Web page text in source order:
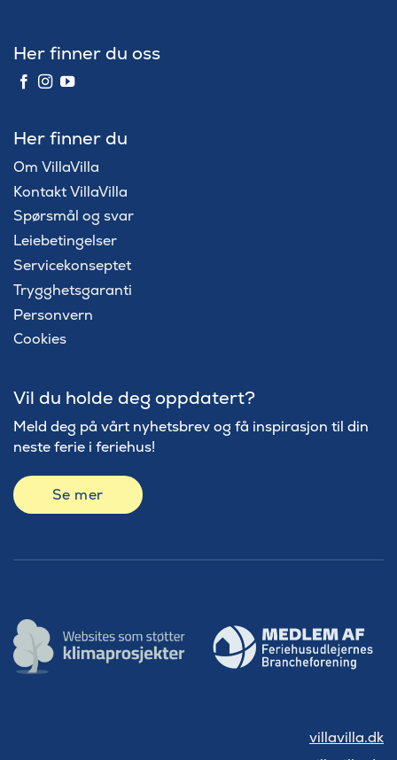
Her finner du oss
Her finner du
Om VillaVilla
Kontakt VillaVilla
Spørsmål og svar
Leiebetingelser
Servicekonseptet
Trygghetsgaranti
Personvern
Cookies
Vil du holde deg oppdatert?
Meld deg på vårt nyhetsbrev og få inspirasjon til din
neste ferie i feriehus!
Se mer
villavilla.dk